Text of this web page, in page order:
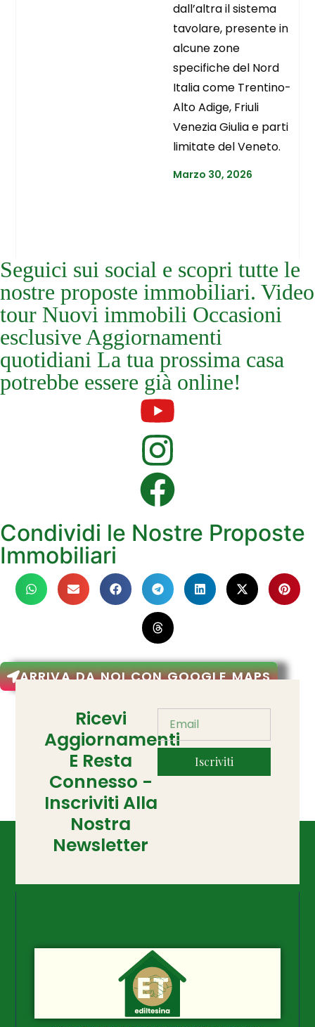
dall’altra il sistema
tavolare, presente in
alcune zone
specifiche del Nord
Italia come Trentino-
Alto Adige, Friuli
Venezia Giulia e parti
limitate del Veneto.
Marzo 30, 2026
Seguici sui social e scopri tutte le
nostre proposte immobiliari. Video
tour Nuovi immobili Occasioni
esclusive Aggiornamenti
quotidiani La tua prossima casa
potrebbe essere già online!
Condividi le Nostre Proposte
Immobiliari
ARRIVA DA NOI CON GOOGLE MAPS
Ricevi
Aggiornamenti
E Resta
Connesso -
Inscriviti Alla
Nostra
Newsletter
Iscriviti